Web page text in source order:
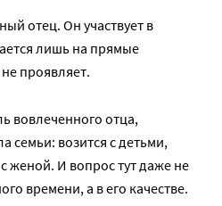
отец. Он участвует в
лишь на прямые
проявляет.
вовлеченного отца,
семьи: возится с детьми,
женой. И вопрос тут даже не
времени, а в его качестве.